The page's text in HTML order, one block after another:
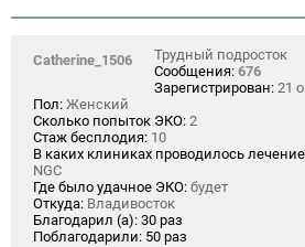
Catherine_1506
Трудный подросток
Сообщения: 676
Зарегистрирован: 21
Пол: Женский
Сколько попыток ЭКО: 2
Стаж бесплодия: 10
В каких клиниках проводилось
NGC
Где было удачное ЭКО: будет
Откуда: Владивосток
Благодарил (а): 30 раз
Поблагодарили: 50 раз